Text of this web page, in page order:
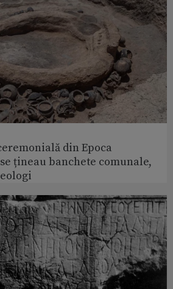
din Epoca
țineau banchete comunale,